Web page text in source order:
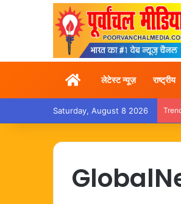
Homeलेटेस्ट न्यूज़ राष्ट्रीय
Saturday, August 8 2026